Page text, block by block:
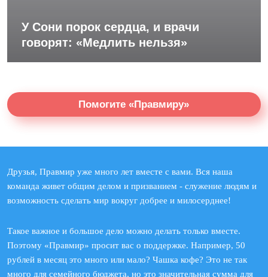
У Сони порок сердца, и врачи
говорят: «Медлить нельзя»
Помогите «Правмиру»
Друзья, Правмир уже много лет вместе с вами. Вся наша
команда живет общим делом и призванием - служение людям и
возможность сделать мир вокруг добрее и милосерднее!
Такое важное и большое дело можно делать только вместе.
Поэтому «Правмир» просит вас о поддержке. Например, 50
рублей в месяц это много или мало? Чашка кофе? Это не так
много для семейного бюджета, но это значительная сумма для